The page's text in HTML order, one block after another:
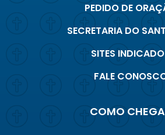
PEDIDO DE
SECRETARIA DO
SITES
FALE
COMO